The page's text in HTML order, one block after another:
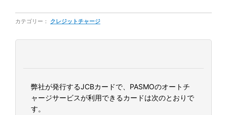
カテゴリー： クレジットチャージ
弊社が発行するJCBカードで、PASMOのオートチ
ャージサービスが利用できるカードは次のとおりで
す。